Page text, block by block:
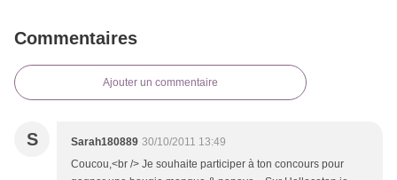
Commentaires
Ajouter un commentaire
S Sarah180889 30/10/2011 13:49
Coucou,<br /> Je souhaite participer à ton concours pour